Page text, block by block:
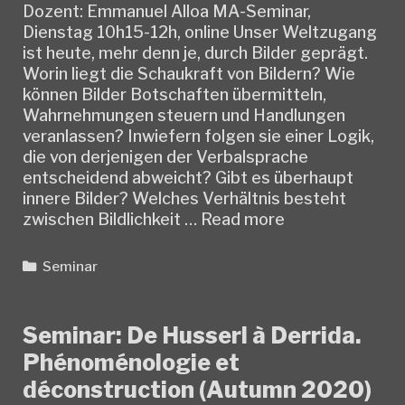
Dozent: Emmanuel Alloa MA-Seminar,
Dienstag 10h15-12h, online Unser Weltzugang
ist heute, mehr denn je, durch Bilder geprägt.
Worin liegt die Schaukraft von Bildern? Wie
können Bilder Botschaften übermitteln,
Wahrnehmungen steuern und Handlungen
veranlassen? Inwiefern folgen sie einer Logik,
die von derjenigen der Verbalsprache
entscheidend abweicht? Gibt es überhaupt
innere Bilder? Welches Verhältnis besteht
zwischen Bildlichkeit … Read more
2021)
Categories
Seminar
Seminar: De Husserl à Derrida.
Phénoménologie et
déconstruction (Autumn 2020)